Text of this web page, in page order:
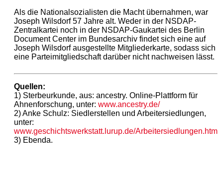
Als die Nationalsozialisten die Macht übernahmen, war
Joseph Wilsdorf 57 Jahre alt. Weder in der NSDAP-
Zentralkartei noch in der NSDAP-Gaukartei des Berlin
Document Center im Bundesarchiv findet sich eine auf
Joseph Wilsdorf ausgestellte Mitgliederkarte, sodass sich
eine Parteimitgliedschaft darüber nicht nachweisen lässt.
Quellen:
1) Sterbeurkunde, aus: ancestry. Online-Plattform für
Ahnenforschung, unter: www.ancestry.de/
2) Anke Schulz: Siedlerstellen und Arbeitersiedlungen,
unter:
www.geschichtswerkstatt.lurup.de/Arbeitersiedlungen.htm
3) Ebenda.